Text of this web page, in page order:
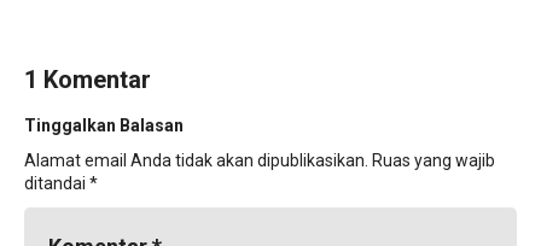
1 Komentar
Tinggalkan Balasan
Alamat email Anda tidak akan dipublikasikan. Ruas yang wajib
ditandai *